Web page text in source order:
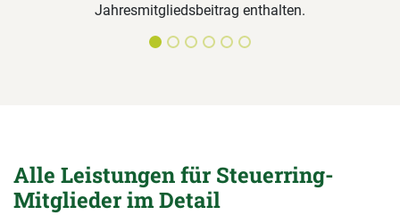
Jahresmitgliedsbeitrag enthalten.
Alle Leistungen für Steuerring-
Mitglieder im Detail